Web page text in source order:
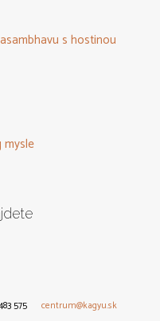
s hostinou
mysle
575 centrum@kagyu.sk